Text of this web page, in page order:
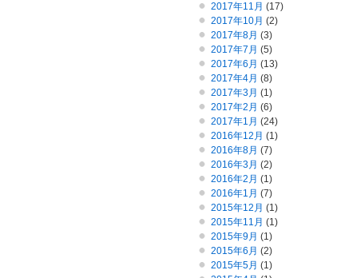
2017年11月 (17)
2017年10月 (2)
2017年8月 (3)
2017年7月 (5)
2017年6月 (13)
2017年4月 (8)
2017年3月 (1)
2017年2月 (6)
2017年1月 (24)
2016年12月 (1)
2016年8月 (7)
2016年3月 (2)
2016年2月 (1)
2016年1月 (7)
2015年12月 (1)
2015年11月 (1)
2015年9月 (1)
2015年6月 (2)
2015年5月 (1)